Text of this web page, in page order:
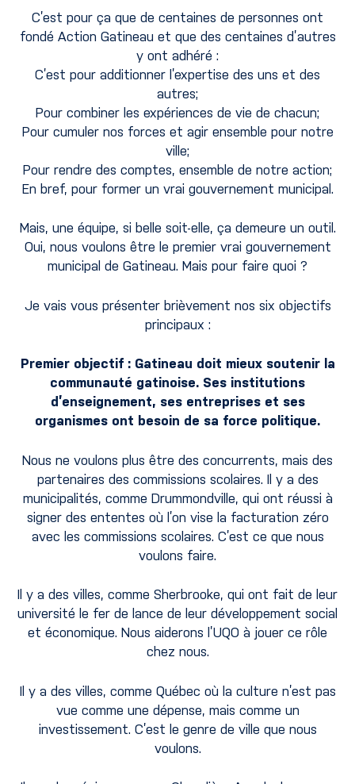
C’est pour ça que de centaines de personnes ont
fondé Action Gatineau et que des centaines d’autres
y ont adhéré :
C’est pour additionner l’expertise des uns et des
autres;
Pour combiner les expériences de vie de chacun;
Pour cumuler nos forces et agir ensemble pour notre
ville;
Pour rendre des comptes, ensemble de notre action;
En bref, pour former un vrai gouvernement municipal.
Mais, une équipe, si belle soit-elle, ça demeure un outil.
Oui, nous voulons être le premier vrai gouvernement
municipal de Gatineau. Mais pour faire quoi ?
Je vais vous présenter brièvement nos six objectifs
principaux :
Premier objectif : Gatineau doit mieux soutenir la
communauté gatinoise. Ses institutions
d’enseignement, ses entreprises et ses
organismes ont besoin de sa force politique.
Nous ne voulons plus être des concurrents, mais des
partenaires des commissions scolaires. Il y a des
municipalités, comme Drummondville, qui ont réussi à
signer des ententes où l’on vise la facturation zéro
avec les commissions scolaires. C’est ce que nous
voulons faire.
Il y a des villes, comme Sherbrooke, qui ont fait de leur
université le fer de lance de leur développement social
et économique. Nous aiderons l’UQO à jouer ce rôle
chez nous.
Il y a des villes, comme Québec où la culture n’est pas
vue comme une dépense, mais comme un
investissement. C’est le genre de ville que nous
voulons.